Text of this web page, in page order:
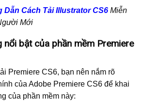
Dẫn Cách Tải Illustrator CS6 Miễn
Mới
nổi bật của phần mềm Premiere
Premiere CS6, bạn nên nắm rõ
của Adobe Premiere CS6 để khai
của phần mềm này: